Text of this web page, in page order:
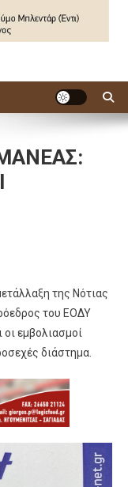
της Νότιας
του ΕΟΔΥ
εμβολιασμοί
διάστημα.